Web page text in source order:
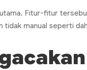
Fitur-fitur
tidak manual seperti